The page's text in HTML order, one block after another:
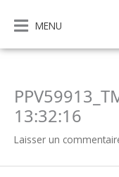
contenu
MENU
13:32:16
Laisser un